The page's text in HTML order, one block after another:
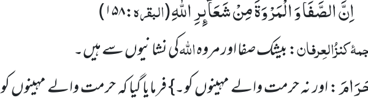
اِنَّ الصَّفَا وَ الْمَرْوَةَ مِنْ شَعَآىٕرِ اللّٰهِ(البقرہ:۱۵۸)
کنزُالعِرفان: بیشک صفا اور مروہاللہکی نشانیوں سے ہیں۔
: اور نہ حرمت والے مہینوں کو۔} فرمایا گیا کہ حرمت والے مہینوں کو